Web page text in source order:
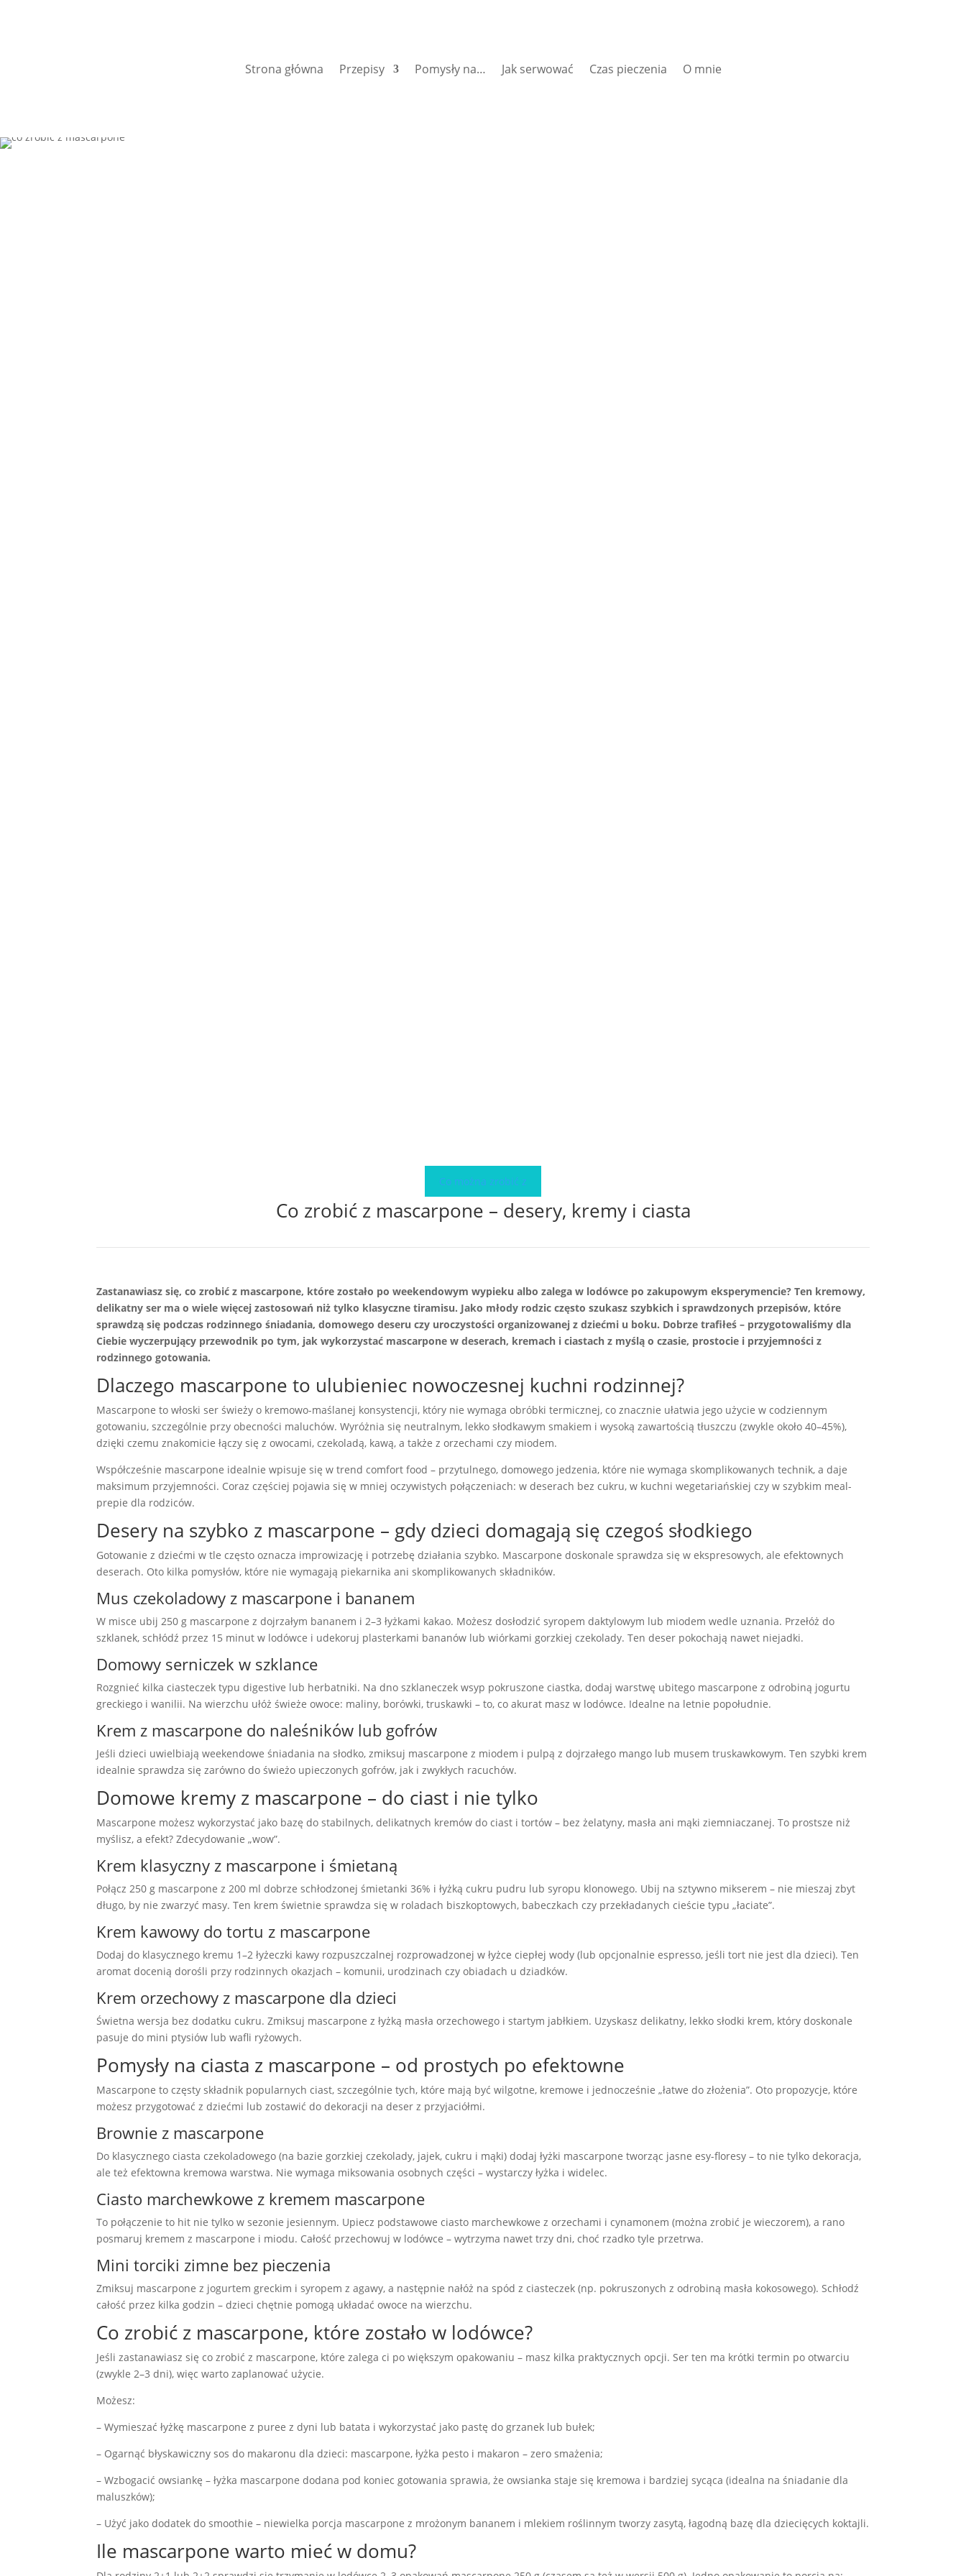
Strona główna Przepisy Pomysły na… Jak serwować Czas pieczenia O mnie
Co można zrobić z
Co zrobić z mascarpone – desery, kremy i ciasta
Zastanawiasz się, co zrobić z mascarpone, które zostało po weekendowym wypieku albo zalega w lodówce po zakupowym eksperymencie? Ten kremowy,
delikatny ser ma o wiele więcej zastosowań niż tylko klasyczne tiramisu. Jako młody rodzic często szukasz szybkich i sprawdzonych przepisów, które
sprawdzą się podczas rodzinnego śniadania, domowego deseru czy uroczystości organizowanej z dziećmi u boku. Dobrze trafiłeś – przygotowaliśmy dla
Ciebie wyczerpujący przewodnik po tym, jak wykorzystać mascarpone w deserach, kremach i ciastach z myślą o czasie, prostocie i przyjemności z
rodzinnego gotowania.
Dlaczego mascarpone to ulubieniec nowoczesnej kuchni rodzinnej?
Mascarpone to włoski ser świeży o kremowo-maślanej konsystencji, który nie wymaga obróbki termicznej, co znacznie ułatwia jego użycie w codziennym
gotowaniu, szczególnie przy obecności maluchów. Wyróżnia się neutralnym, lekko słodkawym smakiem i wysoką zawartością tłuszczu (zwykle około 40–45%),
dzięki czemu znakomicie łączy się z owocami, czekoladą, kawą, a także z orzechami czy miodem.
Współcześnie mascarpone idealnie wpisuje się w trend comfort food – przytulnego, domowego jedzenia, które nie wymaga skomplikowanych technik, a daje
maksimum przyjemności. Coraz częściej pojawia się w mniej oczywistych połączeniach: w deserach bez cukru, w kuchni wegetariańskiej czy w szybkim meal-
prepie dla rodziców.
Desery na szybko z mascarpone – gdy dzieci domagają się czegoś słodkiego
Gotowanie z dziećmi w tle często oznacza improwizację i potrzebę działania szybko. Mascarpone doskonale sprawdza się w ekspresowych, ale efektownych
deserach. Oto kilka pomysłów, które nie wymagają piekarnika ani skomplikowanych składników.
Mus czekoladowy z mascarpone i bananem
W misce ubij 250 g mascarpone z dojrzałym bananem i 2–3 łyżkami kakao. Możesz dosłodzić syropem daktylowym lub miodem wedle uznania. Przełóż do
szklanek, schłódź przez 15 minut w lodówce i udekoruj plasterkami bananów lub wiórkami gorzkiej czekolady. Ten deser pokochają nawet niejadki.
Domowy serniczek w szklance
Rozgnieć kilka ciasteczek typu digestive lub herbatniki. Na dno szklaneczek wsyp pokruszone ciastka, dodaj warstwę ubitego mascarpone z odrobiną jogurtu
greckiego i wanilii. Na wierzchu ułóż świeże owoce: maliny, borówki, truskawki – to, co akurat masz w lodówce. Idealne na letnie popołudnie.
Krem z mascarpone do naleśników lub gofrów
Jeśli dzieci uwielbiają weekendowe śniadania na słodko, zmiksuj mascarpone z miodem i pulpą z dojrzałego mango lub musem truskawkowym. Ten szybki krem
idealnie sprawdza się zarówno do świeżo upieczonych gofrów, jak i zwykłych racuchów.
Domowe kremy z mascarpone – do ciast i nie tylko
Mascarpone możesz wykorzystać jako bazę do stabilnych, delikatnych kremów do ciast i tortów – bez żelatyny, masła ani mąki ziemniaczanej. To prostsze niż
myślisz, a efekt? Zdecydowanie „wow”.
Krem klasyczny z mascarpone i śmietaną
Połącz 250 g mascarpone z 200 ml dobrze schłodzonej śmietanki 36% i łyżką cukru pudru lub syropu klonowego. Ubij na sztywno mikserem – nie mieszaj zbyt
długo, by nie zwarzyć masy. Ten krem świetnie sprawdza się w roladach biszkoptowych, babeczkach czy przekładanych cieście typu „łaciate”.
Krem kawowy do tortu z mascarpone
Dodaj do klasycznego kremu 1–2 łyżeczki kawy rozpuszczalnej rozprowadzonej w łyżce ciepłej wody (lub opcjonalnie espresso, jeśli tort nie jest dla dzieci). Ten
aromat docenią dorośli przy rodzinnych okazjach – komunii, urodzinach czy obiadach u dziadków.
Krem orzechowy z mascarpone dla dzieci
Świetna wersja bez dodatku cukru. Zmiksuj mascarpone z łyżką masła orzechowego i startym jabłkiem. Uzyskasz delikatny, lekko słodki krem, który doskonale
pasuje do mini ptysiów lub wafli ryżowych.
Pomysły na ciasta z mascarpone – od prostych po efektowne
Mascarpone to częsty składnik popularnych ciast, szczególnie tych, które mają być wilgotne, kremowe i jednocześnie „łatwe do złożenia”. Oto propozycje, które
możesz przygotować z dziećmi lub zostawić do dekoracji na deser z przyjaciółmi.
Brownie z mascarpone
Do klasycznego ciasta czekoladowego (na bazie gorzkiej czekolady, jajek, cukru i mąki) dodaj łyżki mascarpone tworząc jasne esy-floresy – to nie tylko dekoracja,
ale też efektowna kremowa warstwa. Nie wymaga miksowania osobnych części – wystarczy łyżka i widelec.
Ciasto marchewkowe z kremem mascarpone
To połączenie to hit nie tylko w sezonie jesiennym. Upiecz podstawowe ciasto marchewkowe z orzechami i cynamonem (można zrobić je wieczorem), a rano
posmaruj kremem z mascarpone i miodu. Całość przechowuj w lodówce – wytrzyma nawet trzy dni, choć rzadko tyle przetrwa.
Mini torciki zimne bez pieczenia
Zmiksuj mascarpone z jogurtem greckim i syropem z agawy, a następnie nałóż na spód z ciasteczek (np. pokruszonych z odrobiną masła kokosowego). Schłodź
całość przez kilka godzin – dzieci chętnie pomogą układać owoce na wierzchu.
Co zrobić z mascarpone, które zostało w lodówce?
Jeśli zastanawiasz się co zrobić z mascarpone, które zalega ci po większym opakowaniu – masz kilka praktycznych opcji. Ser ten ma krótki termin po otwarciu
(zwykle 2–3 dni), więc warto zaplanować użycie.
Możesz:
– Wymieszać łyżkę mascarpone z puree z dyni lub batata i wykorzystać jako pastę do grzanek lub bułek;
– Ogarnąć błyskawiczny sos do makaronu dla dzieci: mascarpone, łyżka pesto i makaron – zero smażenia;
– Wzbogacić owsiankę – łyżka mascarpone dodana pod koniec gotowania sprawia, że owsianka staje się kremowa i bardziej sycąca (idealna na śniadanie dla
maluszków);
– Użyć jako dodatek do smoothie – niewielka porcja mascarpone z mrożonym bananem i mlekiem roślinnym tworzy zasytą, łagodną bazę dla dziecięcych koktajli.
Ile mascarpone warto mieć w domu?